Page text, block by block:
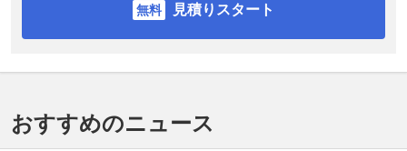
見積りスタート
おすすめのニュース